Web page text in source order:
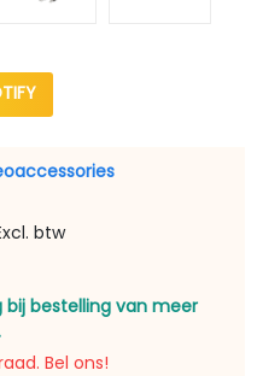
btw
bij bestelling van meer
Bel ons!